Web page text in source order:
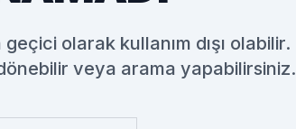
olarak kullanım dışı olabilir.
veya arama yapabilirsiniz.